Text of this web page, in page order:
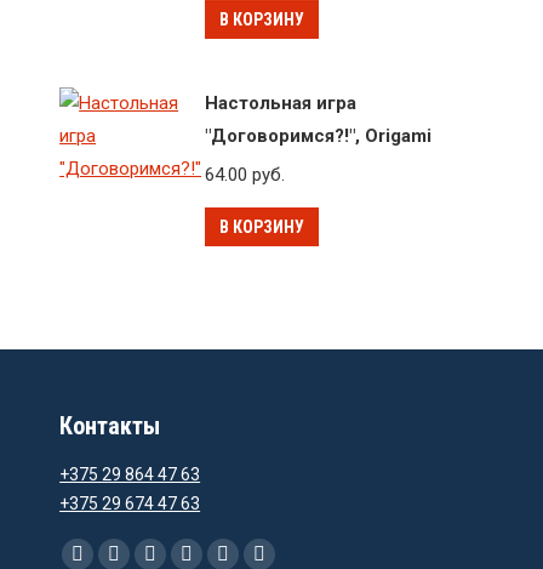
В КОРЗИНУ
Настольная игра
"Договоримся?!", Origami
64.00руб.
В КОРЗИНУ
Контакты
+375 29 864 47 63
+375 29 674 47 63
Ищите нас: